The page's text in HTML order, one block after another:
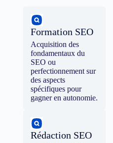
Formation SEO
Acquisition des
fondamentaux du
SEO ou
perfectionnement sur
des aspects
spécifiques pour
gagner en autonomie.
Rédaction SEO